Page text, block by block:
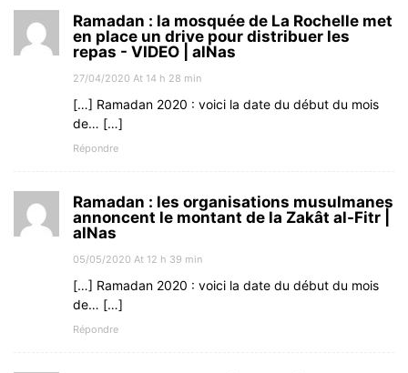
Ramadan : la mosquée de La Rochelle met
en place un drive pour distribuer les
repas - VIDEO | alNas
27/04/2020 At 14 h 28 min
[…] Ramadan 2020 : voici la date du début du mois
de… […]
Répondre
Ramadan : les organisations musulmanes
annoncent le montant de la Zakât al-Fitr |
alNas
05/05/2020 At 12 h 39 min
[…] Ramadan 2020 : voici la date du début du mois
de… […]
Répondre